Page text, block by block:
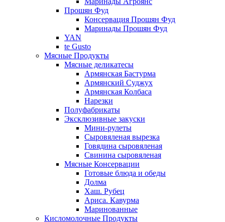
Прошян Фуд
Консервация Прошян Фуд
Маринады Прошян Фуд
YAN
te Gusto
Мясные Продукты
Мясные деликатесы
Армянская Бастурма
Армянский Суджух
Армянская Колбаса
Нарезки
Полуфабрикаты
Эксклюзивные закуски
Мини-рулеты
Сыровяленая вырезка
Говядина сыровяленая
Свинина сыровяленая
Мясные Консервации
Готовые блюда и обеды
Долма
Хаш. Рубец
Ариса. Кавурма
Маринованные
Кисломолочные Продукты